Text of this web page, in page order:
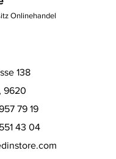
Onlinehandel
138
9620
79 19​
43 04